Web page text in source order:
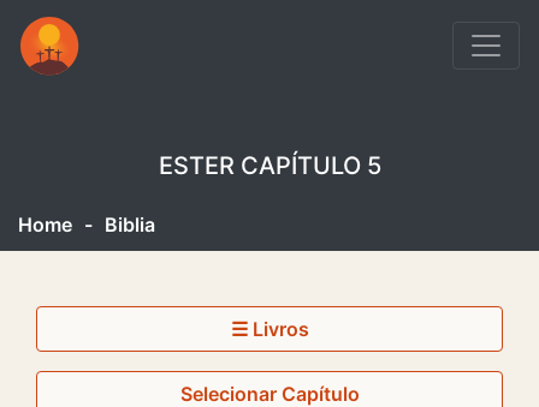
ESTER CAPÍTULO 5
Home - Biblia
☰ Livros
Selecionar Capítulo